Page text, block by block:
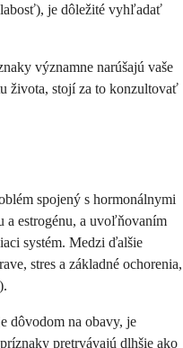
je dôležité vyhľadať
významne narúšajú vaše
života, stojí za to konzultovať
spojený s hormonálnymi
a estrogénu, a uvoľňovaním
systém. Medzi ďalšie
stres a základné ochorenia,
dôvodom na obavy, je
pretrvávajú dlhšie ako